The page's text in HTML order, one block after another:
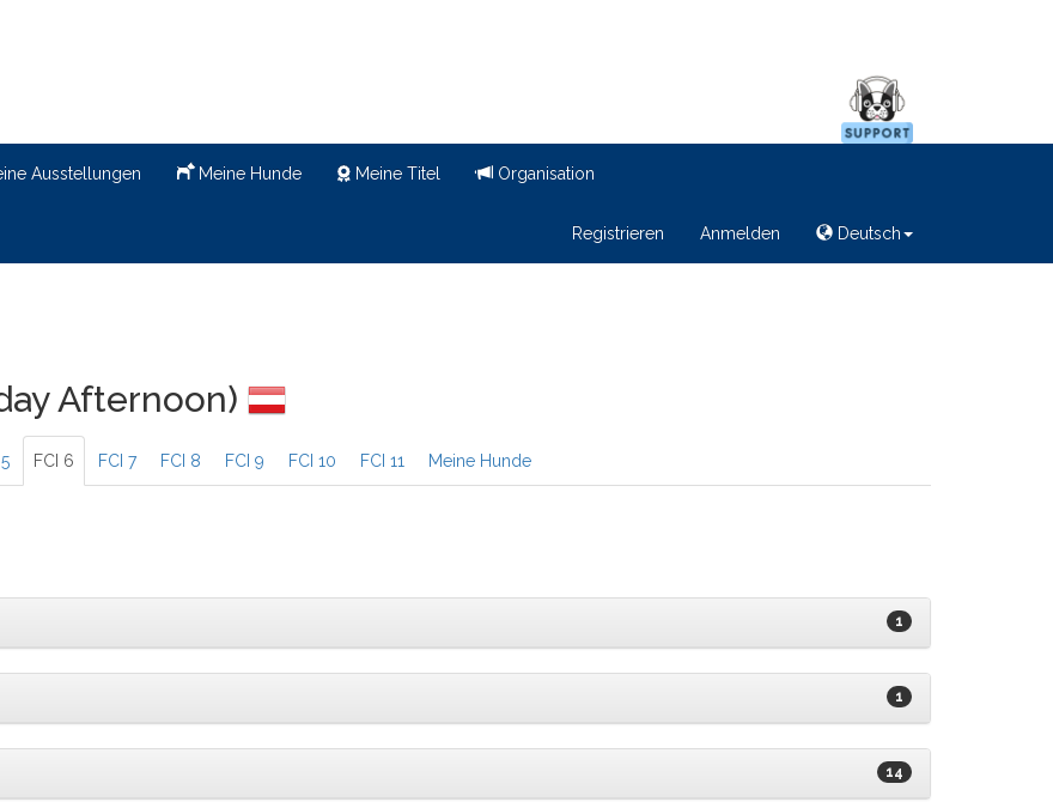
Ausstellungen Meine Hunde Meine Titel Organisation
Registrieren Anmelden Deutsch
Afternoon)
FCI 6 FCI 7 FCI 8 FCI 9 FCI 10 FCI 11 Meine Hunde
1
1
14